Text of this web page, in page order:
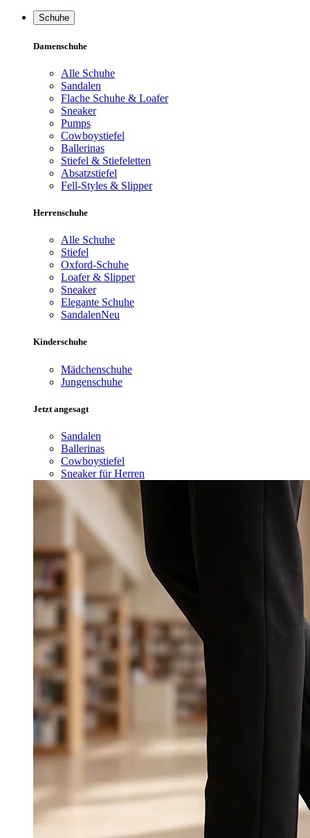
Schuhe
Damenschuhe
Alle Schuhe
Sandalen
Flache Schuhe & Loafer
Sneaker
Pumps
Cowboystiefel
Ballerinas
Stiefel & Stiefeletten
Absatzstiefel
Fell-Styles & Slipper
Herrenschuhe
Alle Schuhe
Stiefel
Oxford-Schuhe
Loafer & Slipper
Sneaker
Elegante Schuhe
SandalenNeu
Kinderschuhe
Mädchenschuhe
Jungenschuhe
Jetzt angesagt
Sandalen
Ballerinas
Cowboystiefel
Sneaker für Herren